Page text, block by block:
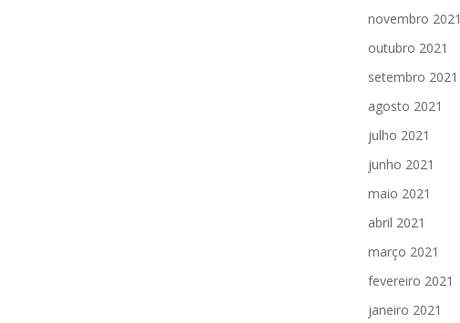
novembro 2021
outubro 2021
setembro 2021
agosto 2021
julho 2021
junho 2021
maio 2021
abril 2021
março 2021
fevereiro 2021
janeiro 2021